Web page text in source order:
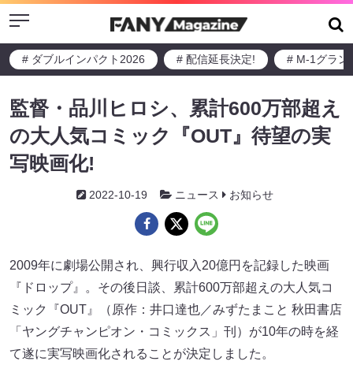
Menu
# ダブルインパクト2026 # 配信延長決定! # M-1グラン
監督・品川ヒロシ、累計600万部超え
の大人気コミック『OUT』待望の実
写映画化!
2022-10-19 ニュース お知らせ
2009年に劇場公開され、興行収入20億円を記録した映画
『ドロップ』。その後日談、累計600万部超えの大人気コ
ミック『OUT』（原作：井口達也／みずたまこと 秋田書店
「ヤングチャンピオン・コミックス」刊）が10年の時を経
て遂に実写映画化されることが決定しました。